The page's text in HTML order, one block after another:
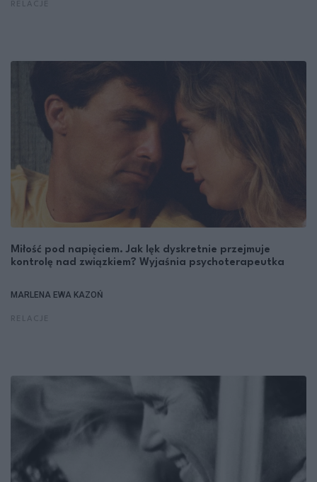
Miłość pod napięciem. Jak lęk dyskretnie przejmuje
kontrolę nad związkiem? Wyjaśnia psychoterapeutka
MARLENA EWA KAZOŃ